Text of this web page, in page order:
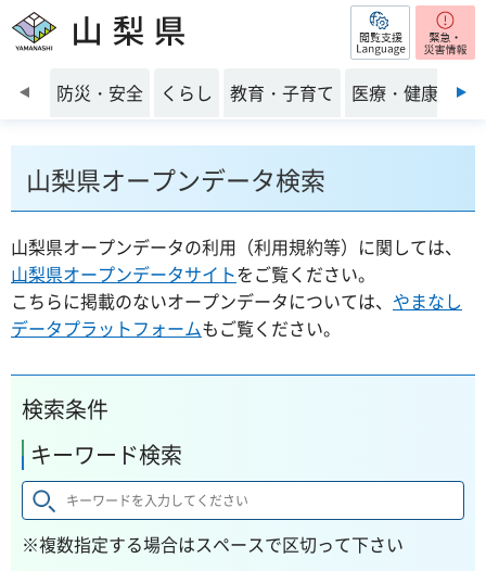
山梨県 閲覧支援
前のスライドを表示
防災・安全 くらし 教育・子育て 医療・健康・福
山梨県オープンデータ検索
山梨県オープンデータの利用（利用規約等）に関しては、
山梨県オープンデータサイトをご覧ください。
こちらに掲載のないオープンデータについては、 やまなし
データプラットフォームもご覧ください。
検索条件
キーワード検索
※複数指定する場合はスペースで区切って下さい